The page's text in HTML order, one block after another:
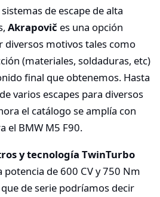
de escape de alta
Akrapovič es una opción
diversos motivos tales como
(materiales, soldaduras, etc)
final que obtenemos. Hasta
varios escapes para diversos
el catálogo se amplía con
el BMW M5 F90.
y tecnología TwinTurbo
de 600 CV y 750 Nm
de serie podríamos decir